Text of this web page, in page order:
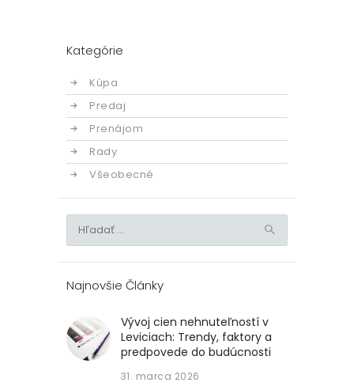
Kategórie
Kúpa
Predaj
Prenájom
Rady
Všeobecné
Hľadať:
Najnovšie Články
Vývoj cien nehnuteľností v
Leviciach: Trendy, faktory a
predpovede do budúcnosti
31. marca 2026